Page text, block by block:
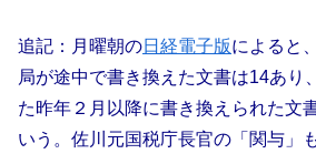
追記：月曜朝の日経電子版によると
局が途中で書き換えた文書は14あり
た昨年２月以降に書き換えられた文
いう。佐川元国税庁長官の「関与」